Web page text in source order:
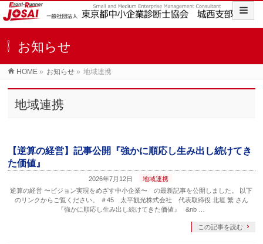
お知らせ
HOME » お知らせ » 地域連携
地域連携
【逆算の経営】記事公開『強かに順応し生み出し続けてき
た価値』
2026年7月12日
地域連携
逆算の経営 〜ビジョン実現をめざす中小企業〜 の最新記事を公開しました。 以下
のリンクからご覧ください。 ＃45 太平観光株式会社 代表取締役 北垣 繁 さん
『強かに順応し生み出し続けてきた価値』 &nb …
この記事を読む